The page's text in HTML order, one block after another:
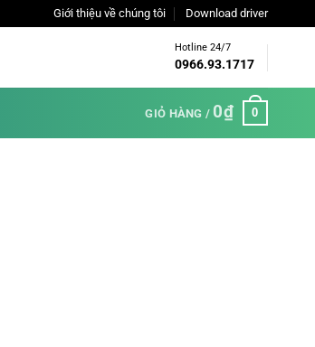
Giới thiệu về chúng tôi Download driver
Hotline 24/7
0966.93.1717
GIỎ HÀNG / 0₫ 0